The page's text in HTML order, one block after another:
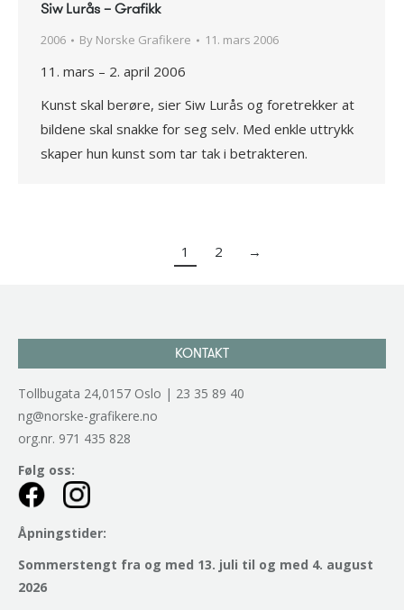
Siw Lurås – Grafikk
2006 By Norske Grafikere 11. mars 2006
11. mars – 2. april 2006
Kunst skal berøre, sier Siw Lurås og foretrekker at
bildene skal snakke for seg selv. Med enkle uttrykk
skaper hun kunst som tar tak i betrakteren.
1 2 →
KONTAKT
Tollbugata 24,0157 Oslo | 23 35 89 40
ng@norske-grafikere.no
org.nr. 971 435 828
Følg oss:
Åpningstider:
Sommerstengt fra og med 13. juli til og med 4. august
2026